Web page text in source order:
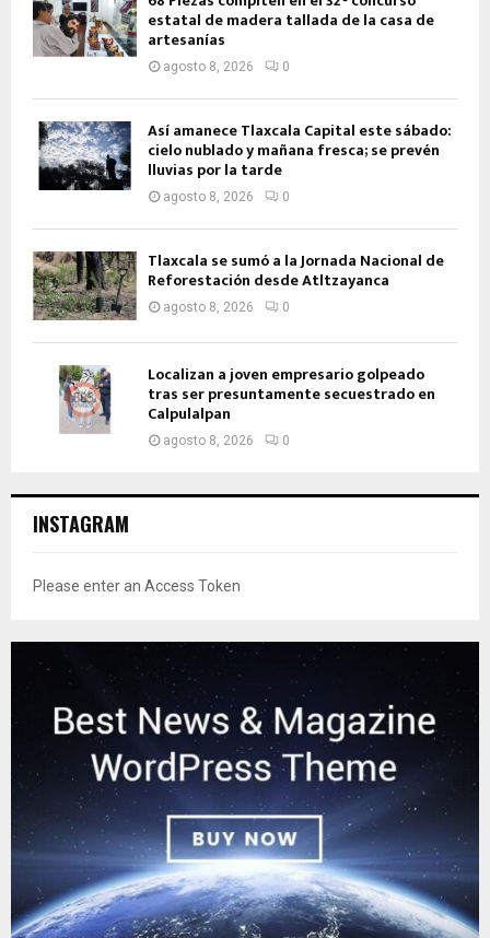
estatal de madera tallada de la casa de
artesanías
agosto 8, 2026 0
Así amanece Tlaxcala Capital este sábado:
cielo nublado y mañana fresca; se prevén
lluvias por la tarde
agosto 8, 2026 0
Tlaxcala se sumó a la Jornada Nacional de
Reforestación desde Atltzayanca
agosto 8, 2026 0
Localizan a joven empresario golpeado
tras ser presuntamente secuestrado en
Calpulalpan
agosto 8, 2026 0
INSTAGRAM
Please enter an Access Token